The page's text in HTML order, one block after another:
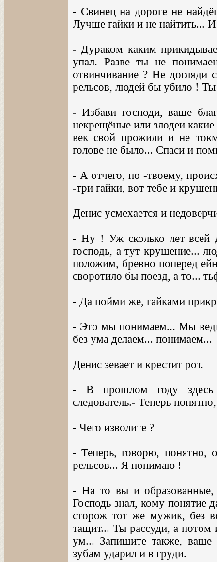
- Свинец на дороге не
Лучше гайки и не найтить...
- Дураком каким
упал. Разве ты не
отвинчивание ? Не догляди
рельсов, людей бы убило !
- Избави господи, ваше
некрещёные или злодеи
век свой прожили и не
голове не было... Спаси и
- А отчего, по -твоему,
-три гайки, вот тебе и
Денис усмехается и
- Ну ! Уж сколько лет всей
господь, а тут крушение...
положим, бревно поперед
своротило бы поезд, а то...
- Да пойми же, гайками
- Это мы понимаем... Мы
без ума делаем... понимаем...
Денис зевает и крестит рот.
- В прошлом году здесь
следователь.- Теперь
- Чего изволите ?
- Теперь, говорю, понятно,
рельсов... Я понимаю !
- На то вы и
Господь знал, кому понятие
сторож тот же мужик, без
тащит... Ты рассуди, а
ум... Запишите также, ваше
зубам ударил и в груди.